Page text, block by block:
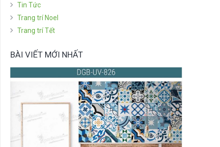
Tin Tức
Trang trí Noel
Trang trí Tết
BÀI VIẾT MỚI NHẤT